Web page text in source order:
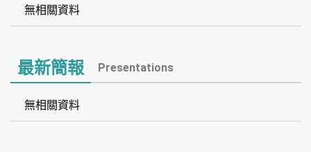
無相關資料
最新簡報 Presentations
無相關資料